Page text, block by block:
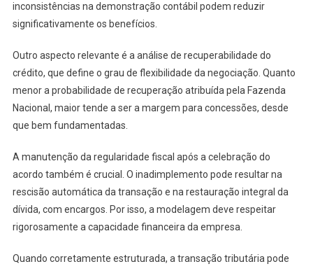
inconsistências na demonstração contábil podem reduzir
significativamente os benefícios.
Outro aspecto relevante é a análise de recuperabilidade do
crédito, que define o grau de flexibilidade da negociação. Quanto
menor a probabilidade de recuperação atribuída pela Fazenda
Nacional, maior tende a ser a margem para concessões, desde
que bem fundamentadas.
A manutenção da regularidade fiscal após a celebração do
acordo também é crucial. O inadimplemento pode resultar na
rescisão automática da transação e na restauração integral da
dívida, com encargos. Por isso, a modelagem deve respeitar
rigorosamente a capacidade financeira da empresa.
Quando corretamente estruturada, a transação tributária pode